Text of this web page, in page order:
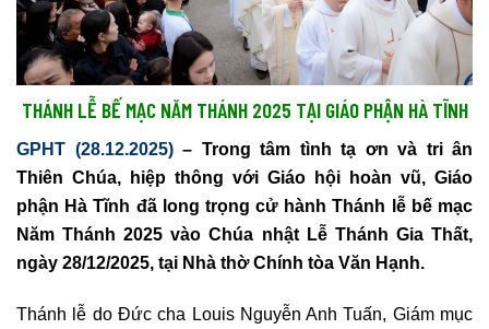
THÁNH LỄ BẾ MẠC NĂM THÁNH 2025 TẠI GIÁO PHẬN HÀ TĨNH
GPHT (28.12.2025)– Trong tâm tình tạ ơn và tri ân
Thiên Chúa, hiệp thông với Giáo hội hoàn vũ, Giáo
phận Hà Tĩnh đã long trọng cử hành Thánh lễ bế mạc
Năm Thánh 2025 vào Chúa nhật Lễ Thánh Gia Thất,
ngày 28/12/2025, tại Nhà thờ Chính tòa Văn Hạnh.
Thánh lễ do Đức cha Louis Nguyễn Anh Tuấn, Giám mục